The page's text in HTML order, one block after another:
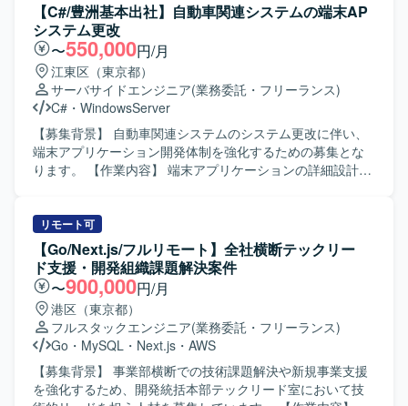
【C#/豊洲基本出社】自動車関連システムの端末AP
システム更改
〜550,000円/月
江東区（東京都）
サーバサイドエンジニア(業務委託・フリーランス)
C# ・ WindowsServer
【募集背景】 自動車関連システムのシステム更改に伴い、
端末アプリケーション開発体制を強化するための募集とな
ります。 【作業内容】 端末アプリケーションの詳細設計、
験実施や不具合修正などを行っていただきます。 【求める
人物像】 与えられたタスクを一人称で遂行でき、自ら課題
を発見しながら周囲と連携して進めていただける方を求め
ています。仕様や設計内容を正確に理解し、着実に実装・
試験を進められる方が望ましいです。 【ポジションの魅
力】 長期的な計画に基づくシステム更改プロジェクトに参
画いただくことで、詳細設計から結合テストまでの一連の
工程に関われます。端末アプリケーション開発の経験を深
めるとともに、生成AIツールを活用した開発スタイルにも
触れていただけます。 【開発環境】 C# を中心とした端末
リモート可
【Go/Next.js/フルリモート】全社横断テックリー
ド支援・開発組織課題解決案件
〜900,000円/月
港区（東京都）
フルスタックエンジニア(業務委託・フリーランス)
Go ・ MySQL ・ Next.js ・ AWS
【募集背景】 事業部横断での技術課題解決や新規事業支援
を強化するため、開発統括本部テックリード室において技